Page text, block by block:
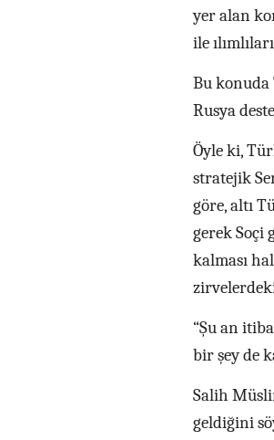
yer alan
ile
Bu konuda
Rusya
Öyle ki,
stratejik
göre, altı
gerek Soçi
kalması
“Şu an
bir şey de
Salih
geldiğini